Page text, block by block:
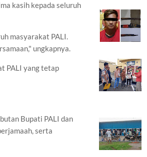
kasih kepada seluruh
masyarakat PALI.
ungkapnya.
PALI yang tetap
Bupati PALI dan
serta